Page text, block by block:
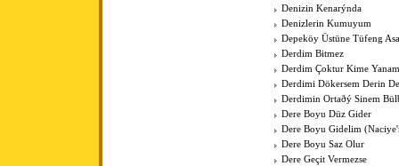
Denizin Kenarýnda
Denizlerin Kumuyum
Depeköy Üstüne Tüfeng
Derdim Bitmez
Derdim Çoktur Kime
Derdimi Dökersem Derin
Derdimin Ortaðý Sinem
Dere Boyu Düz Gider
Dere Boyu Gidelim
Dere Boyu Saz Olur
Dere Geçit Vermezse